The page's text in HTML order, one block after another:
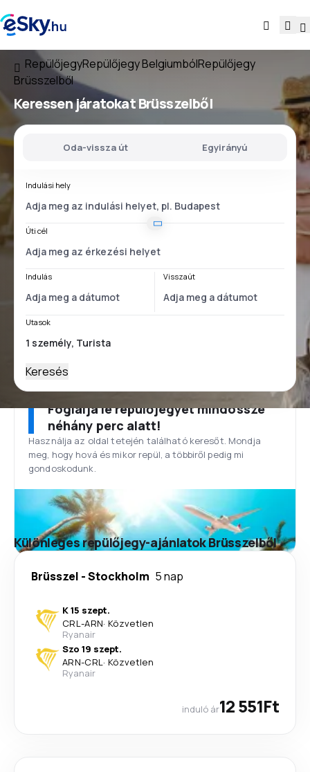
RepülőjegyRepülőjegy BelgiumbólRepülőjegy
Brüsszelből
Keressen járatokatBrüsszelből
Oda-vissza út Egyirányú
Indulási hely
Úti cél
Indulás Visszaút
Utasok
Keresés
Foglalja le repülőjegyét mindössze
néhány perc alatt!
Használja az oldal tetején található keresőt. Mondja
meg, hogy hová és mikor repül, a többiről pedig mi
gondoskodunk.
Különleges repülőjegy-ajánlatok Brüsszelből
Brüsszel -Stockholm 5 nap
K 15 szept.
CRL-ARN· Közvetlen
Ryanair
Szo 19 szept.
ARN-CRL· Közvetlen
Ryanair
induló ár12 551Ft